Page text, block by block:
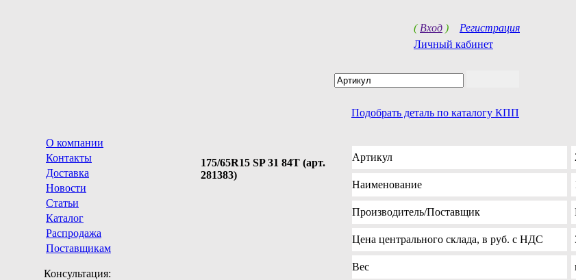
( Вход ) Регистрация
Личный кабинет
Подобрать деталь по каталогу КПП
О компании
Контакты
Доставка
Новости
Статьи
Каталог
Распродажа
Поставщикам
Консультация:
175/65R15 SP 31 84T (арт.
281383)
Артикул
Наименование
Производитель/Поставщик
Цена центрального склада, в руб. с НДС
Вес